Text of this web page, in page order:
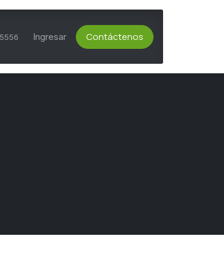
Asesoría Técnica Servicio al Cliente
Ingresar Contáctenos